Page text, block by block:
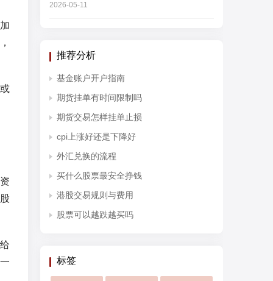
2026-05-11
推荐分析
基金账户开户指南
期货挂单有时间限制吗
期货交易怎样挂单止损
cpi上涨好还是下降好
外汇兑换的流程
买什么股票最安全挣钱
港股交易规则与费用
股票可以越跌越买吗
标签